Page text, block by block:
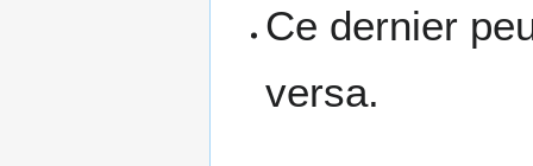
Ce dernier
versa.